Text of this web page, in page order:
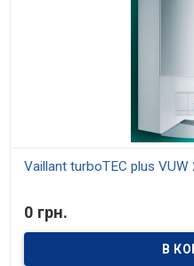
Vaillant turboTEC plus
Отопление и приготовление
горелка, диапазон мощности
0 грн.